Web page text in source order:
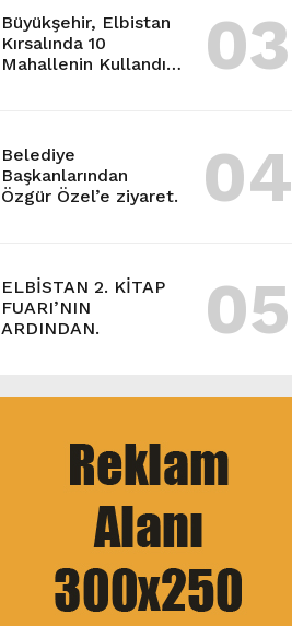
Büyükşehir, Elbistan
Kırsalında 10
Mahallenin Kullandığı
03
Belediye
Başkanlarından
Özgür Özel’e ziyaret.
04
ELBİSTAN 2. KİTAP
FUARI’NIN
ARDINDAN.
05